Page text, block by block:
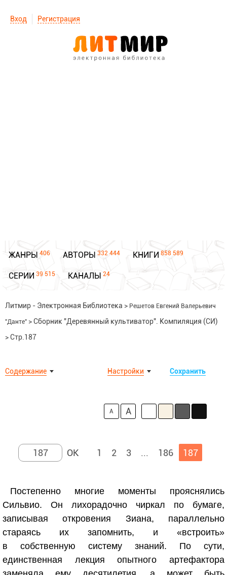
Вход Регистрация
ЖАНРЫ 406 АВТОРЫ 332 444 КНИГИ 858 589
СЕРИИ 39 515 КАНАЛЫ 24
Литмир - Электронная Библиотека > Решетов Евгений Валерьевич
"Данте" >Сборник "Деревянный культиватор". Компиляция (СИ)
>Стр.187
Содержание Сохранить
Настройки
A A
1 2 3 ... 186 187
Постепенно многие моменты прояснялись
Сильвио. Он лихорадочно чиркал по бумаге,
записывая откровения Зиана, параллельно
стараясь их запомнить, и «встроить»
в собственную систему знаний. По сути,
единственная лекция опытного артефактора